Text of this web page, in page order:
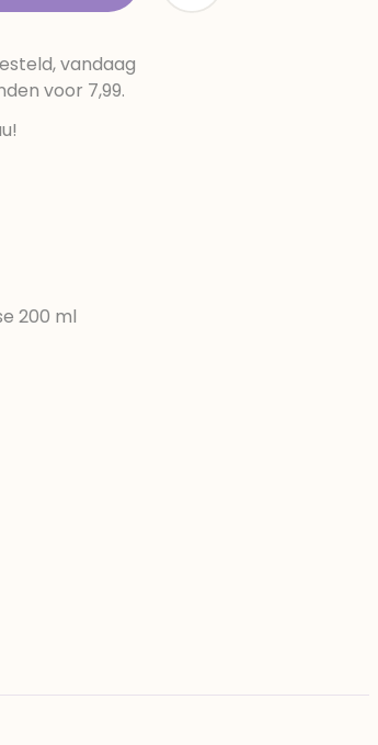
vandaag
voor 7,99.
200 ml